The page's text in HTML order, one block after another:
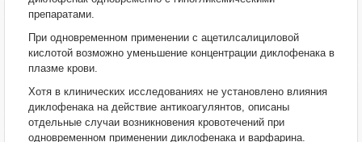
препаратами.
При одновременном применении с ацетилсалициловой
кислотой возможно уменьшение концентрации диклофенака в
плазме крови.
Хотя в клинических исследованиях не установлено влияния
диклофенака на действие антикоагулянтов, описаны
отдельные случаи возникновения кровотечений при
одновременном применении диклофенака и варфарина.